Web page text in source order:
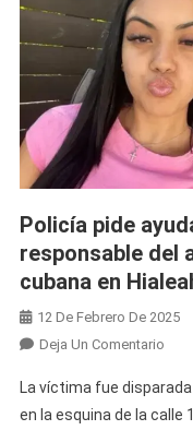
Policía pide
responsable del
cubana en
12 De Febrero De 2025
Deja Un ComentarioEn
Pide
La víctima fue
en la esquina de la calle